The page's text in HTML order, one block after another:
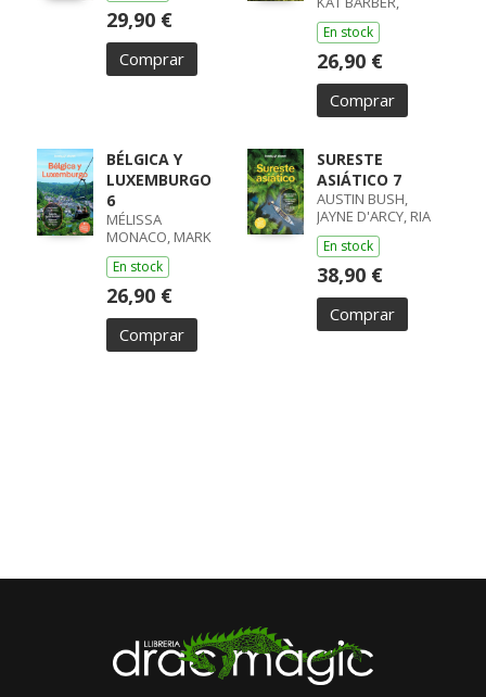
STEVENS, TARA
29,90 €
Comprar
ANTHONY HAM,
KERRY
En stock
26,90 €
Comprar
BÉLGICA Y
LUXEMBURGO
6
MÉLISSA
MONACO, MARK
ELLIOTT, HELENA
SMITH
En stock
26,90 €
Comprar
SURESTE
ASIÁTICO 7
AUSTIN BUSH,
JAYNE D'ARCY, RIA
DE JONG, DAVID
En stock
38,90 €
Comprar